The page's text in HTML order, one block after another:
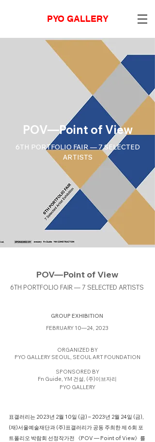
PYO GALLERY
POV—Point of View
6TH PORTFOLIO FAIR — 7 SELECTED
ARTISTS
POV—Point of View
6TH PORTFOLIO FAIR — 7 SELECTED ARTISTS
GROUP EXHIBITION
FEBRUARY 10—24, 2023
ORGANIZED BY
PYO GALLERY SEOUL, SEOUL ART FOUNDATION
SPONSORED BY
Fn Guide, YM 건설, (주)이브자리
PYO GALLERY
표갤러리는 2023년 2월 10일 (금) – 2023년 2월 24일 (금),
(재)서울예술재단과 (주)표갤러리가 공동 주최한 제 6회 포
트폴리오 박람회 선정작가전 《POV — Point of View》를